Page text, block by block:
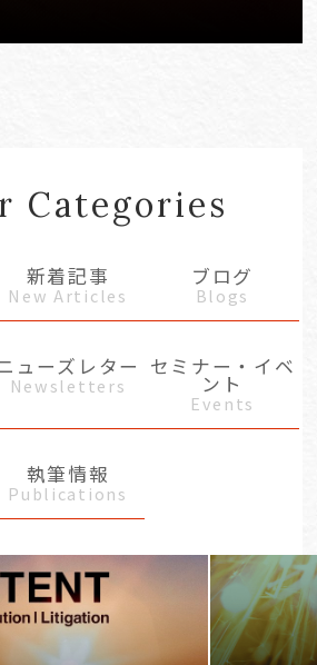
Categories
新着記事
New Articles
ブログ
Blogs
ューズレター
Newsletters
セミナー・イベ
ント
Events
執筆情報
Publications